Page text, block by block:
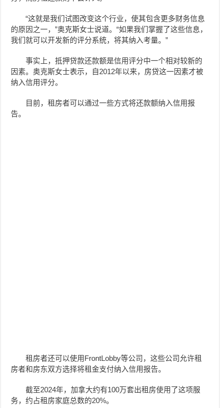
“这就是我们试图改变这个行业，使其包含更多财务信息
的原因之一，”奥克斯女士说道。“如果我们掌握了这些信息，
我们就可以开发新的评分系统，将其纳入考量。”
事实上，抵押贷款还款额是信用评分中一个相对较新的
因素。奥克斯女士表示，自2012年以来，房贷这一因素才被
纳入信用评分。
目前，租房者可以通过一些方式将还款额纳入信用报
告。
租房者还可以使用FrontLobby等公司，这些公司允许租
房者和房东双方选择将租金支付纳入信用报告。
截至2024年，加拿大约有100万套出租房使用了这项服
务，约占租房家庭总数的20%。